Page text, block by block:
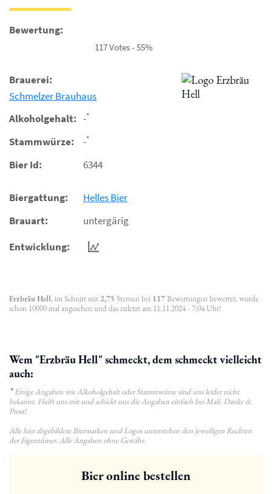
Bewertung:
117 Votes - 55%
Brauerei:
Schmelzer Brauhaus
Alkoholgehalt: -*
Stammwürze: -*
Bier Id: 6344
Biergattung:
Helles Bier
Brauart:
untergärig
Entwicklung:
Erzbräu Hell, im Schnitt mit 2,75 Sternen bei 117Bewertungen bewertet, wurde
schon 10000 mal angesehen und das zuletzt am 11.11.2024 - 7:04 Uhr!
Wem "Erzbräu Hell" schmeckt, dem schmeckt vielleicht
auch:
*Einige Angaben wie Alkoholgehalt oder Stammwürze sind uns leider nicht
bekannt. Helft uns mit und schickt uns die Angaben einfach bei Mail. Danke &
Prost!
Alle hier abgebildete Biermarken und Logos unterstehen den jeweiligen Rechten
der Eigentümer. Alle Angaben ohne Gewähr.
Bier online bestellen